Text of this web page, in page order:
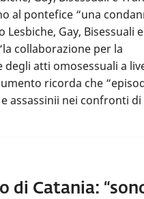
al pontefice “una
Lesbiche, Gay, Bisessuali e
collaborazione per la
degli atti omosessuali a
ricorda che
assassinii nei confronti
di Catania: